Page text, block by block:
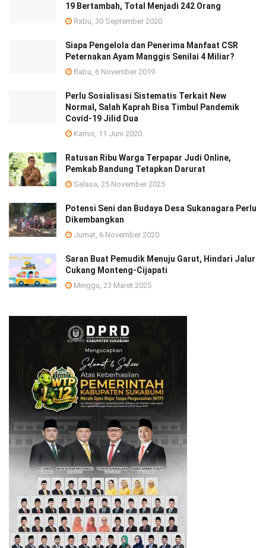
19 Bertambah, Total Menjadi 242 Orang
Rabu, 30 September 2020
Siapa Pengelola dan Penerima Manfaat CSR
Peternakan Ayam Manggis Senilai 4 Miliar?
Rabu, 6 November 2019
Perlu Sosialisasi Sistematis Terkait New
Normal, Salah Kaprah Bisa Timbul Pandemik
Covid-19 Jilid Dua
Kamis, 11 Juni 2020
Ratusan Ribu Warga Terpapar Judi Online,
Pemkab Bandung Tetapkan Darurat
Selasa, 25 November 2025
Potensi Seni dan Budaya Desa Sukanagara Perlu
Dikembangkan
Jumat, 6 November 2020
Saran Buat Pemudik Menuju Garut, Hindari Jalur
Cukang Monteng-Cijapati
Minggu, 23 Maret 2025